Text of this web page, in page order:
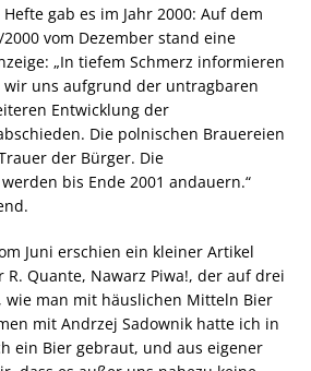
gab es im Jahr 2000: Auf dem
vom Dezember stand eine
„In tiefem Schmerz informieren
wir uns aufgrund der untragbaren
Entwicklung der
Die polnischen Brauereien
der Bürger. Die
bis Ende 2001 andauern.“
Juni erschien ein kleiner Artikel
R. Quante, Nawarz Piwa!, der auf drei
wie man mit häuslichen Mitteln Bier
mit Andrzej Sadownik hatte ich in
ein Bier gebraut, und aus eigener